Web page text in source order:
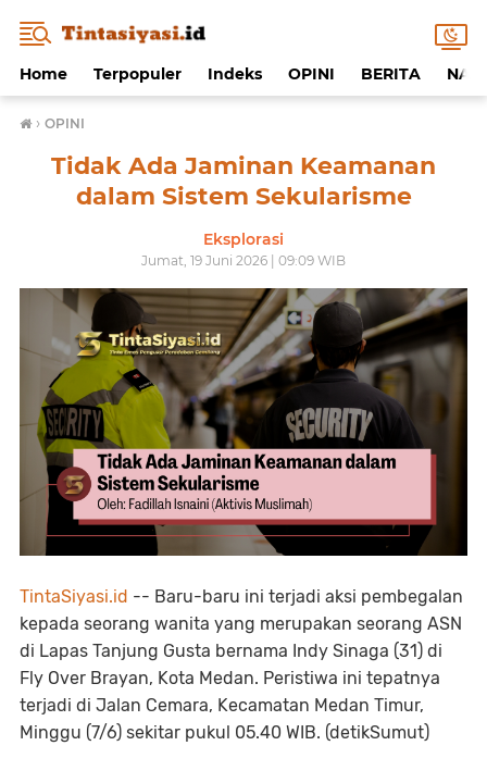
Home Terpopuler Indeks OPINI BERITA
› OPINI
Tidak Ada Jaminan Keamanan
dalam Sistem Sekularisme
Eksplorasi
Jumat, 19 Juni 2026 | 09:09 WIB
TintaSiyasi.id -- Baru-baru ini terjadi aksi pembegalan
kepada seorang wanita yang merupakan seorang ASN
di Lapas Tanjung Gusta bernama Indy Sinaga (31) di
Fly Over Brayan, Kota Medan. Peristiwa ini tepatnya
terjadi di Jalan Cemara, Kecamatan Medan Timur,
Minggu (7/6) sekitar pukul 05.40 WIB. (detikSumut)